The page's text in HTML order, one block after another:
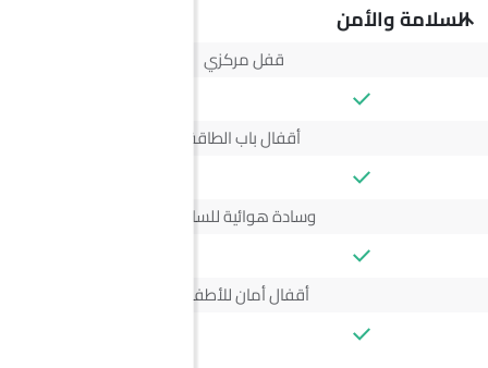
السلامة والأمن
قفل مركزي
أقفال باب الطاقة
وسادة هوائية للسائق
أقفال أمان للأطفال